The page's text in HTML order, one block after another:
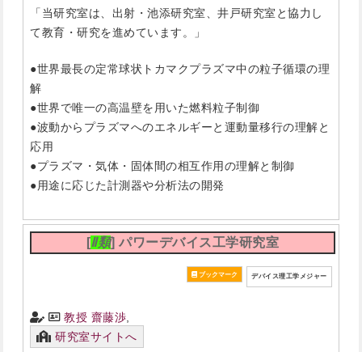
「当研究室は、出射・池添研究室、井戸研究室と協力し
て教育・研究を進めています。」
●世界最長の定常球状トカマクプラズマ中の粒子循環の理
解
●世界で唯一の高温壁を用いた燃料粒子制御
●波動からプラズマへのエネルギーと運動量移行の理解と
応用
●プラズマ・気体・固体間の相互作用の理解と制御
●用途に応じた計測器や分析法の開発
[Ⅱ類] パワーデバイス工学研究室
デバイス理工学メジャー
教授 齋藤渉,
研究室サイトへ